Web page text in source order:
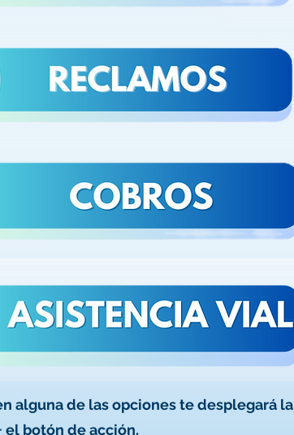
alguna de las opciones te desplegará la
el botón de acción.